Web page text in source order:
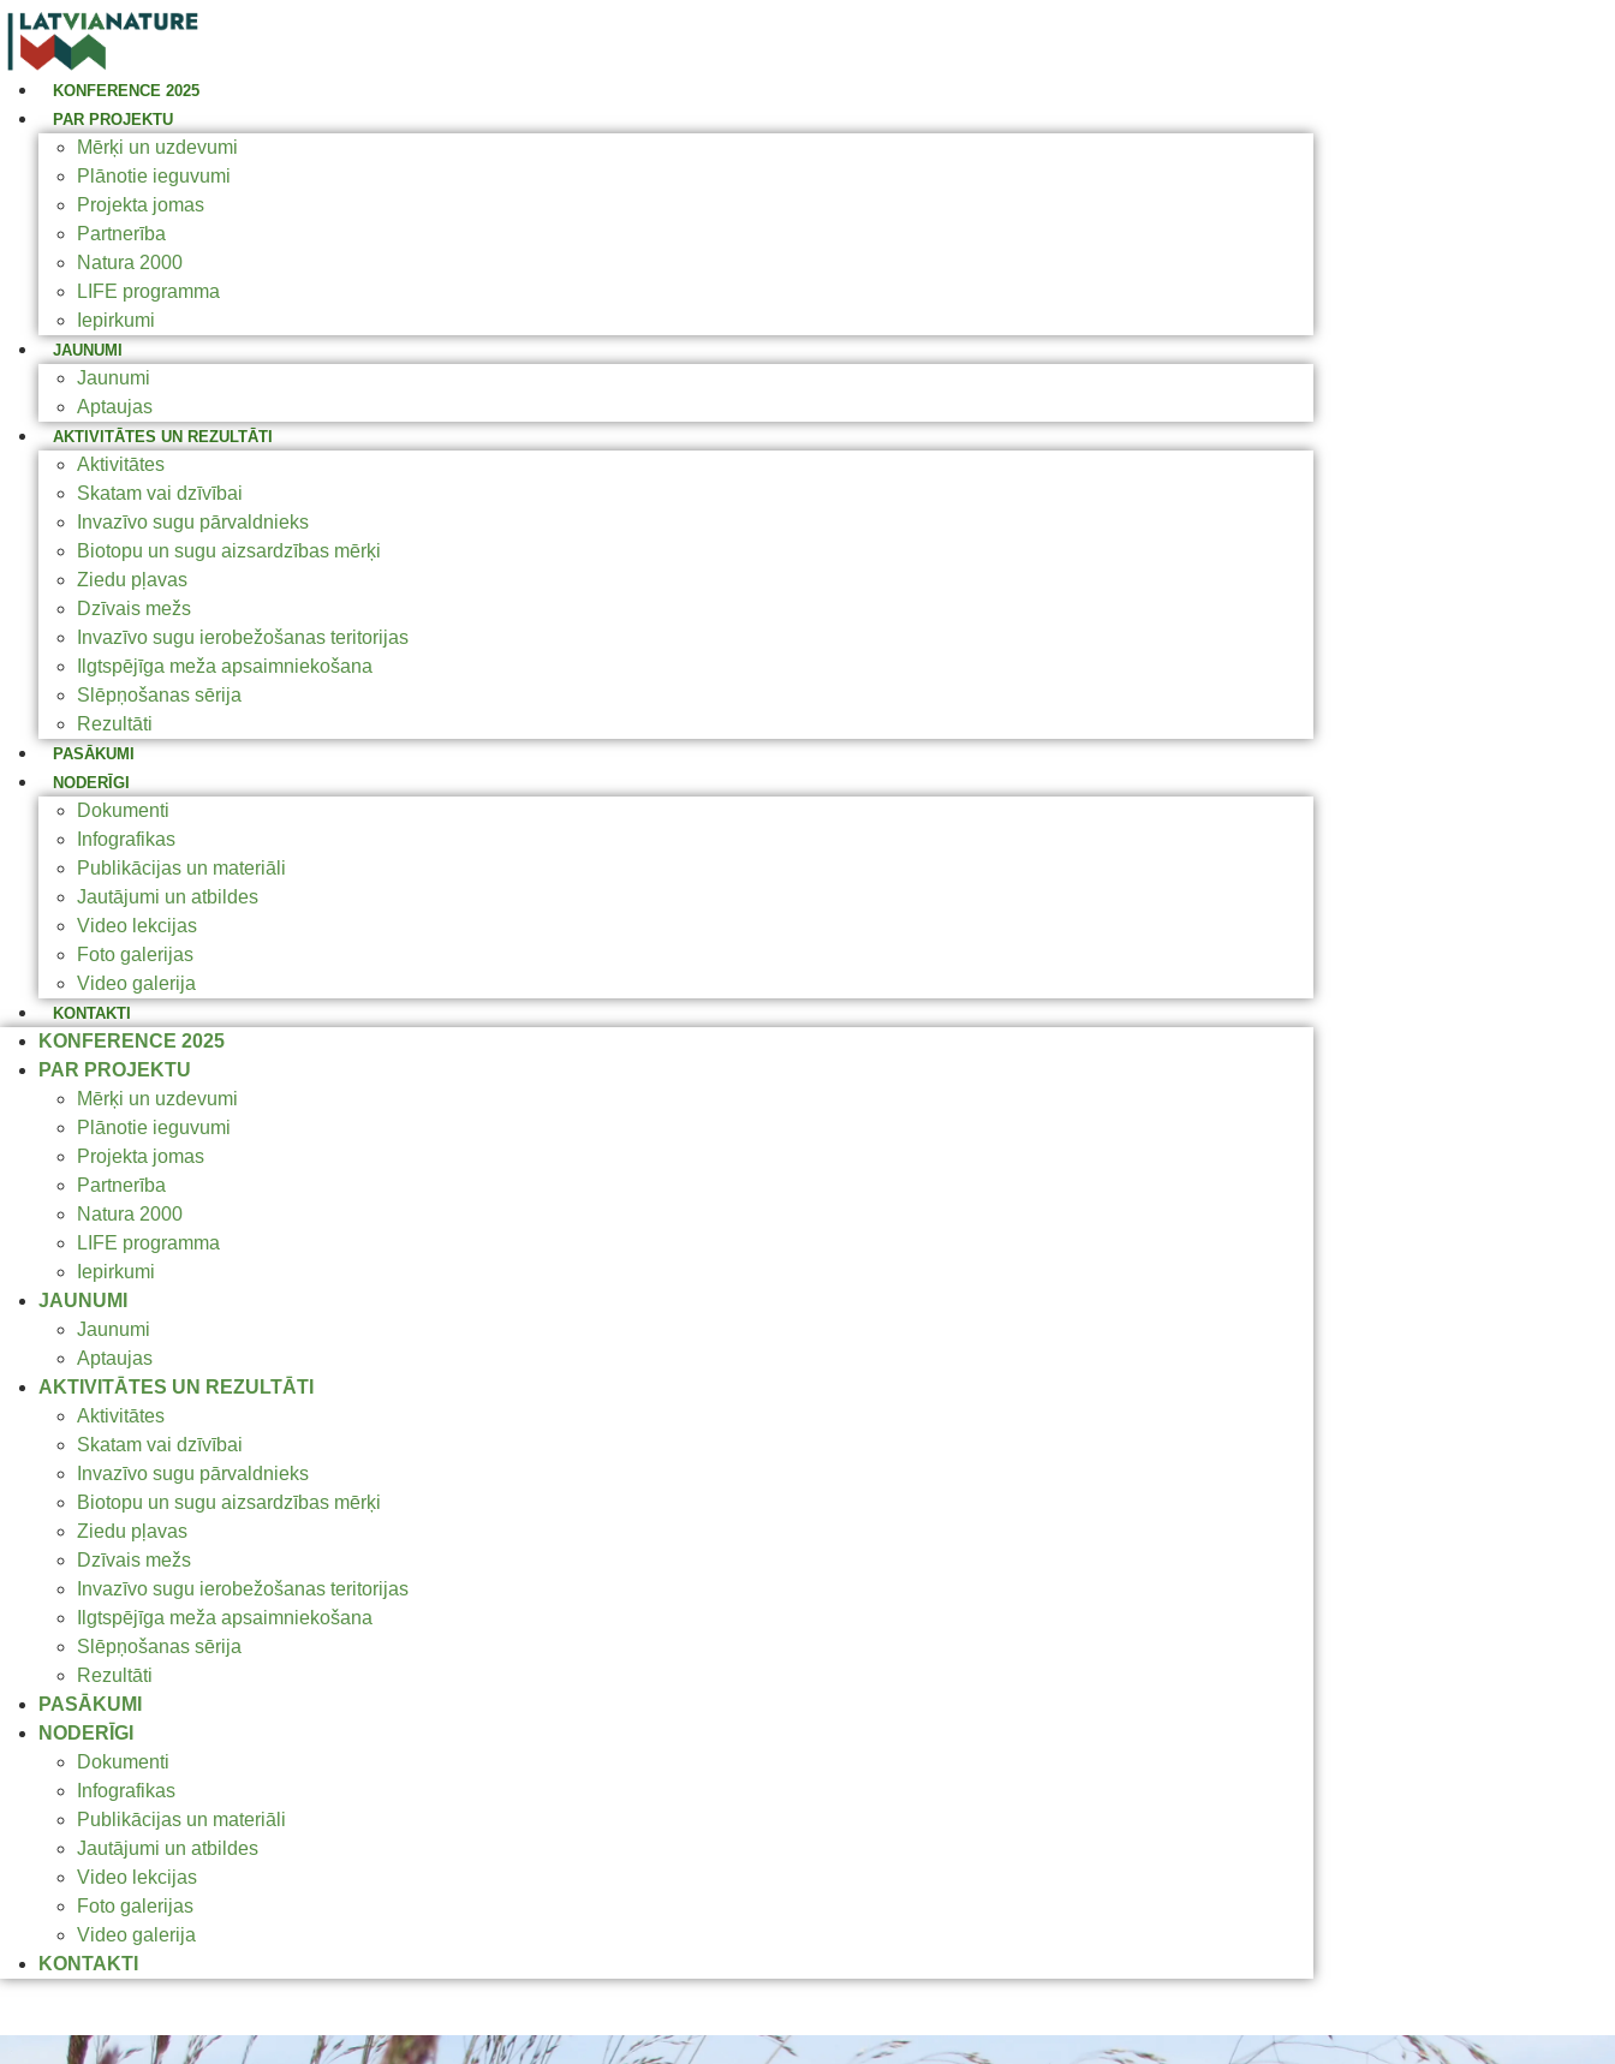
KONFERENCE 2025
PAR PROJEKTU
Mērķi un uzdevumi
Plānotie ieguvumi
Projekta jomas
Partnerība
Natura 2000
LIFE programma
Iepirkumi
JAUNUMI
Jaunumi
Aptaujas
AKTIVITĀTES UN REZULTĀTI
Aktivitātes
Skatam vai dzīvībai
Invazīvo sugu pārvaldnieks
Biotopu un sugu aizsardzības mērķi
Ziedu pļavas
Dzīvais mežs
Invazīvo sugu ierobežošanas teritorijas
Ilgtspējīga meža apsaimniekošana
Slēpņošanas sērija
Rezultāti
PASĀKUMI
NODERĪGI
Dokumenti
Infografikas
Publikācijas un materiāli
Jautājumi un atbildes
Video lekcijas
Foto galerijas
Video galerija
KONTAKTI
KONFERENCE 2025
PAR PROJEKTU
Mērķi un uzdevumi
Plānotie ieguvumi
Projekta jomas
Partnerība
Natura 2000
LIFE programma
Iepirkumi
JAUNUMI
Jaunumi
Aptaujas
AKTIVITĀTES UN REZULTĀTI
Aktivitātes
Skatam vai dzīvībai
Invazīvo sugu pārvaldnieks
Biotopu un sugu aizsardzības mērķi
Ziedu pļavas
Dzīvais mežs
Invazīvo sugu ierobežošanas teritorijas
Ilgtspējīga meža apsaimniekošana
Slēpņošanas sērija
Rezultāti
PASĀKUMI
NODERĪGI
Dokumenti
Infografikas
Publikācijas un materiāli
Jautājumi un atbildes
Video lekcijas
Foto galerijas
Video galerija
KONTAKTI